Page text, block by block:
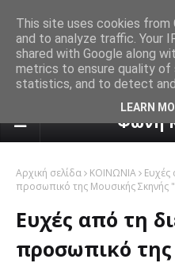
Φωνή
Αρχική σελίδα ΚΟΙΝΩΝΙΑ
Ευχές
προσωπικό της Μουσικής Σκηνής
Ευχές από τη
προσωπικό
This site uses cookies
and to analyze traffic. Your
shared with Google along
metrics to ensure quality of
statistics, and to detect
LEARN